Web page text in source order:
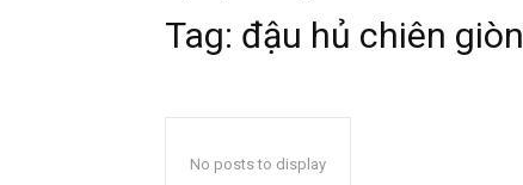
Tag: đậu hủ chiên giòn
No posts to display